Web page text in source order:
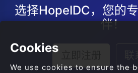
选择HopeIDC，您的
伴！
Cookies
We use cookies to ensure the